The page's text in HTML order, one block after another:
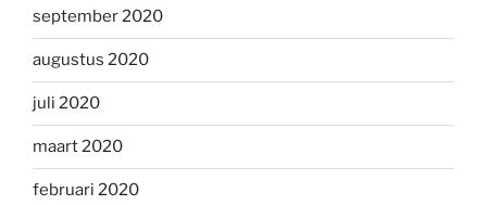
september 2020
augustus 2020
juli 2020
maart 2020
februari 2020